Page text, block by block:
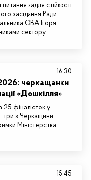
задля стійкості
засідання Ради
ОВА Ігоря
сектору…
черкащанки
«Дошкілля»
фіналісток у
три з Черкащини.
Міністерства
16:30
15:45